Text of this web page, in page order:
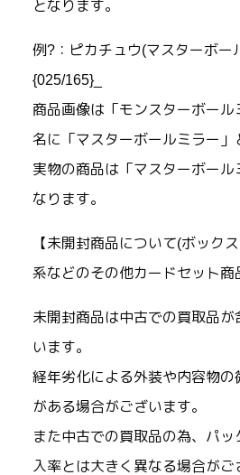
となります。
例?：ピカチュウ(マスターボー
{025/165}_
商品画像は「モンスターボール
名に「マスターボールミラー」
実物の商品は「マスターボール
なります。
【未開封商品について(ボック
系などのその他カードセット商
未開封商品は中古での買取品
います。
経年劣化による外装や内容物の
がある場合がございます。
また中古での買取品の為、パ
入率とは大きく異なる場合がご